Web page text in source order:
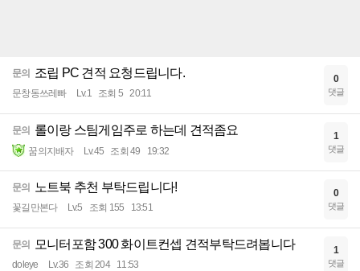
문의 조립 PC 견적 요청드립니다.
문창동쓰레빠 Lv.1 조회 5 20:11
0
댓글
문의 롤이랑 스팀게임주로 하는데 견적좀요
꿈의지배자 Lv.45 조회 49 19:32
1
댓글
문의 노트북 추천 부탁드립니다!
꽃길만본다 Lv.5 조회 155 13:51
0
댓글
문의 모니터포함 300 화이트컨셉 견적부탁드려봅니다
doleye Lv.36 조회 204 11:53
1
댓글